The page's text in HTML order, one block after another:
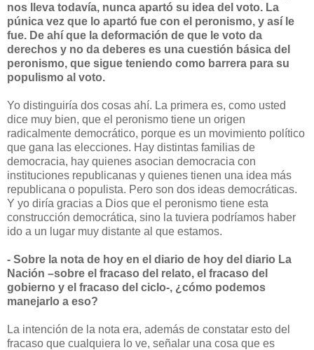
nos lleva todavía, nunca apartó su idea del voto. La
púnica vez que lo apartó fue con el peronismo, y así le
fue. De ahí que la deformación de que le voto da
derechos y no da deberes es una cuestión básica del
peronismo, que sigue teniendo como barrera para su
populismo al voto.
Yo distinguiría dos cosas ahí. La primera es, como usted
dice muy bien, que el peronismo tiene un origen
radicalmente democrático, porque es un movimiento político
que gana las elecciones. Hay distintas familias de
democracia, hay quienes asocian democracia con
instituciones republicanas y quienes tienen una idea más
republicana o populista. Pero son dos ideas democráticas.
Y yo diría gracias a Dios que el peronismo tiene esta
construcción democrática, sino la tuviera podríamos haber
ido a un lugar muy distante al que estamos.
- Sobre la nota de hoy en el diario de hoy del diario La
Nación –sobre el fracaso del relato, el fracaso del
gobierno y el fracaso del ciclo-, ¿cómo podemos
manejarlo a eso?
La intención de la nota era, además de constatar esto del
fracaso que cualquiera lo ve, señalar una cosa que es